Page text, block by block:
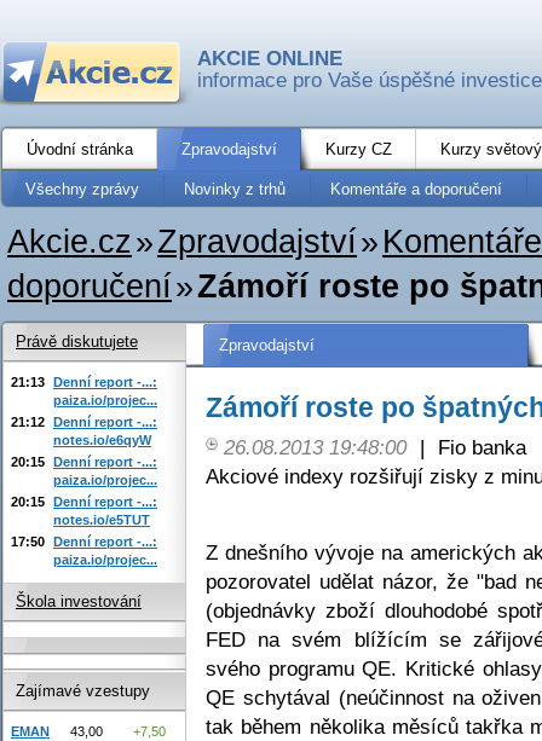
AKCIE ONLINE
informace pro Vaše úspěšné investice
Úvodní stránka Zpravodajství Kurzy CZ Kurzy
Všechny zprávy Novinky z trhů Komentáře a doporučení
Akcie.cz»Zpravodajství»
doporučení»Zámoří roste po
Zpravodajství
Zámoří roste po
26.08.2013 19:48:00 |
Fio banka
Akciové indexy rozšiřují zisky z
Z dnešního vývoje na amerických
pozorovatel udělat názor, že "bad
(objednávky zboží dlouhodobé
FED na svém blížícím se
svého programu QE. Kritické
QE schytával (neúčinnost na
tak během několika měsíců takřka
Právě diskutujete
21:13 Denní report -...:
paiza.io/projec...
21:12 Denní report -...:
notes.io/e6qyW
20:15 Denní report -...:
paiza.io/projec...
20:15 Denní report -...:
notes.io/e5TUT
17:50 Denní report -...:
paiza.io/projec...
Škola investování
Zajímavé vzestupy
EMAN 43,00
+7,50